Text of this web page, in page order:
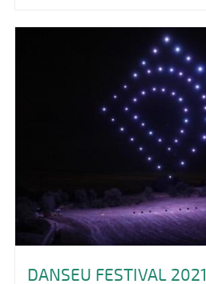
DANSEU FESTIVAL 2021